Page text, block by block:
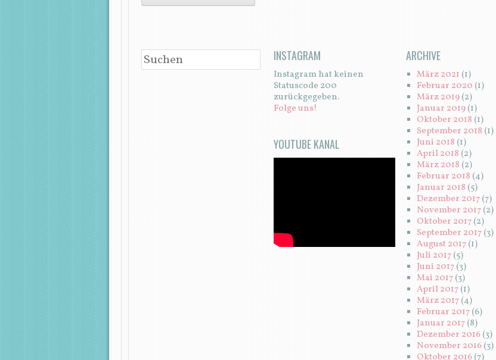
SUCHEN INSTAGRAM
Instagram hat keinen
Statuscode 200
zurückgegeben.
Folge uns!
YOUTUBE KANAL
ARCHIVE
März 2021 (1)
Februar 2020 (1)
März 2019(2)
Januar 2019(1)
Oktober 2018 (1)
September 2018 (1)
Juni 2018 (1)
April 2018 (2)
März 2018 (2)
Februar 2018 (4)
Januar 2018 (5)
Dezember 2017(7)
November 2017(2)
Oktober 2017(2)
September 2017(3)
August 2017(1)
Juli 2017(5)
Juni 2017(3)
Mai 2017(3)
April 2017(1)
März 2017(4)
Februar 2017(6)
Januar 2017(8)
Dezember 2016(3)
November 2016(3)
Oktober 2016(7)